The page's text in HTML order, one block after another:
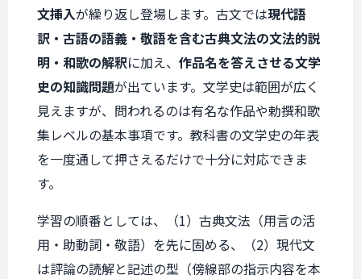
文挿入が繰り返し登場します。古文では現代語
訳・古語の語義・敬語を含む古典文法の文法的説
明・和歌の解釈に加え、 作品名を答えさせる文学
史の知識問題が出ています。文学史は範囲が広く
見えますが、問われるのは有名な作品や勅撰和歌
集レベルの基本事項です。教科書の文学史の年表
を一度通して押さえるだけで十分に対応できま
す。
学習の順番としては、（1）古典文法（用言の活
用・助動詞・敬語）を先に固める、（2）現代文
は評論の読解と記述の型（傍線部の指示内容を本